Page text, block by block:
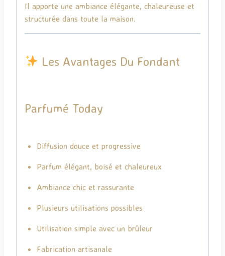
Il apporte une ambiance élégante, chaleureuse et
structurée dans toute la maison.
Les Avantages Du Fondant
Parfumé Today
Diffusion douce et progressive
Parfum élégant, boisé et chaleureux
Ambiance chic et rassurante
Plusieurs utilisations possibles
Utilisation simple avec un brûleur
Fabrication artisanale